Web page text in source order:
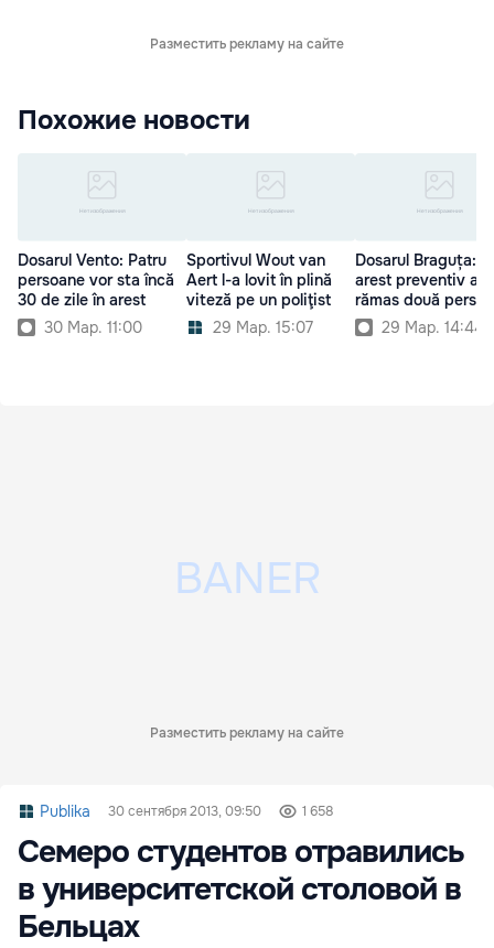
Разместить рекламу на сайте
Похожие новости
Dosarul Vento: Patru
persoane vor sta încă
30 de zile în arest
30 Мар. 11:00
Sportivul Wout van
Aert l-a lovit în plină
viteză pe un poliţist
29 Мар. 15:07
Dosarul Braguța: În
arest preventiv au
rămas două
29 Мар. 14:44
Разместить рекламу на сайте
Publika 30 сентября 2013, 09:50 1 658
Семеро студентов отравились
в университетской столовой в
Бельцах